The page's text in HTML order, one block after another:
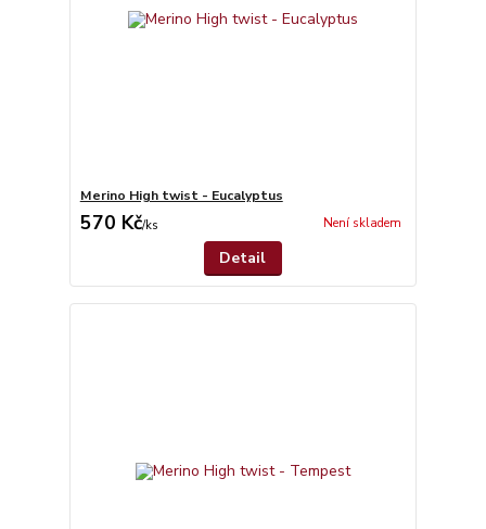
Merino High twist - Eucalyptus
570 Kč/ks Není skladem
Detail